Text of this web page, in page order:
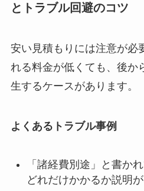
とトラブル回避のコツ
安い見積もりには注意が必
れる料金が低くても、後か
生するケースがあります。
よくあるトラブル事例
「諸経費別途」と書か
どれだけかかるか説明